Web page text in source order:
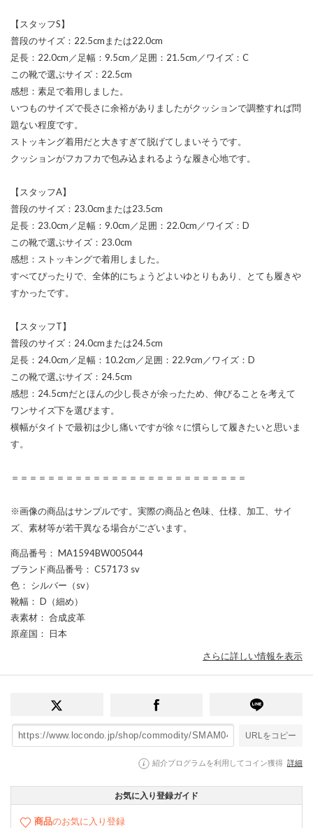
【スタッフS】
普段のサイズ：22.5cmまたは22.0cm
足長：22.0cm／足幅：9.5cm／足囲：21.5cm／ワイズ：C
この靴で選ぶサイズ：22.5cm
感想：素足で着用しました。
いつものサイズで長さに余裕がありましたがクッションで調整すれば問
題ない程度です。
ストッキング着用だと大きすぎて脱げてしまいそうです。
クッションがフカフカで包み込まれるような履き心地です。
【スタッフA】
普段のサイズ：23.0cmまたは23.5cm
足長：23.0cm／足幅：9.0cm／足囲：22.0cm／ワイズ：D
この靴で選ぶサイズ：23.0cm
感想：ストッキングで着用しました。
すべてぴったりで、全体的にちょうどよいゆとりもあり、とても履きや
すかったです。
【スタッフT】
普段のサイズ：24.0cmまたは24.5cm
足長：24.0cm／足幅：10.2cm／足囲：22.9cm／ワイズ：D
この靴で選ぶサイズ：24.5cm
感想：24.5cmだとほんの少し長さが余ったため、伸びることを考えて
ワンサイズ下を選びます。
横幅がタイトで最初は少し痛いですが徐々に慣らして履きたいと思いま
す。
＝＝＝＝＝＝＝＝＝＝＝＝＝＝＝＝＝＝＝＝＝＝＝＝＝＝
※画像の商品はサンプルです。実際の商品と色味、仕様、加工、サイ
ズ、素材等が若干異なる場合がございます。
商品番号 ： MA1594BW005044
ブランド商品番号 ： C57173 sv
色 ： シルバー（sv）
靴幅 ： D（細め）
表素材 ： 合成皮革
原産国 ： 日本
さらに詳しい情報を表示
URLをコピー
紹介プログラムを利用してコイン獲得 詳細
お気に入り登録ガイド
商品のお気に入り登録